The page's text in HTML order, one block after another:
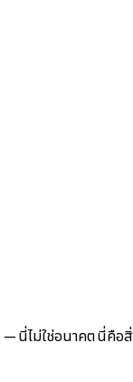
— นี่ไม่ใช่อนาคต นี่คือ